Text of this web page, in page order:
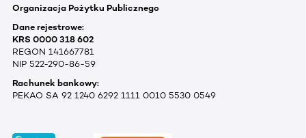
Organizacja Pożytku Publicznego
Dane rejestrowe:
KRS 0000 318 602
REGON 141667781
NIP 522-290-86-59
Rachunek bankowy:
PEKAO SA 92 1240 6292 1111 0010 5530 0549